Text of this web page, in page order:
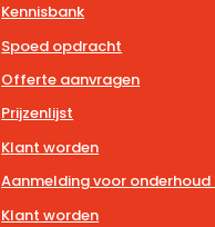
Kennisbank
Spoed opdracht
Offerte aanvragen
Prijzenlijst
Klant worden
Aanmelding voor onderhoud
Klant worden